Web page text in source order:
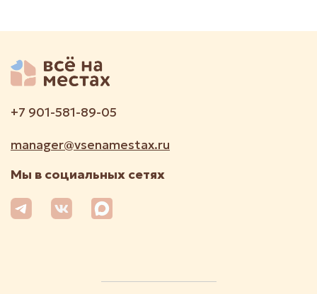
+7 901-581-89-05
manager@vsenamestax.ru
Мы в социальных сетях